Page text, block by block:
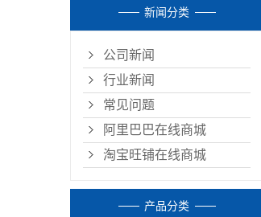
新闻分类
公司新闻
行业新闻
常见问题
阿里巴巴在线商城
淘宝旺铺在线商城
产品分类